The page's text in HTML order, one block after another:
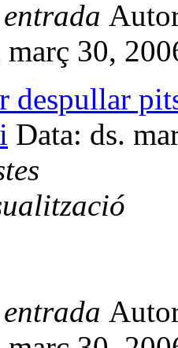
30,
despullar
Data: ds.